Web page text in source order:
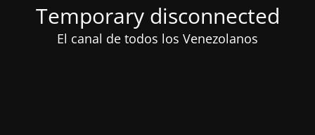
Temporary disconnected
El canal de todos los Venezolanos